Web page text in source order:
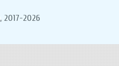
, 2017-2026